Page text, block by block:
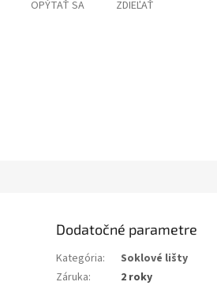
OPÝTAŤ SA ZDIEĽAŤ
Dodatočné parametre
Kategória:
Soklové lišty
Záruka: 2 roky